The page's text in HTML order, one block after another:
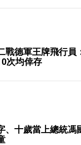
戰德軍王牌飛行員
次均倖存
、十歲當上總統馮